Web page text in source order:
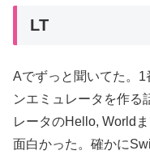
LT
Aでずっと聞いてた。
ンエミュレータを作る
レータのHello, World
面白かった。確かに